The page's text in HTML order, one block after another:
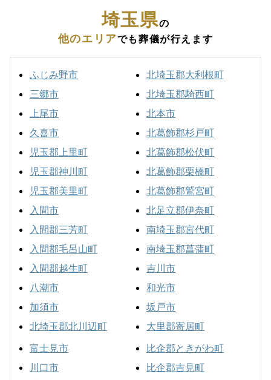
埼玉県の
他のエリアでも葬儀が行えます
ふじみ野市
三郷市
上尾市
久喜市
児玉郡上里町
児玉郡神川町
児玉郡美里町
入間市
入間郡三芳町
入間郡毛呂山町
入間郡越生町
八潮市
加須市
北埼玉郡北川辺町
北埼玉郡大利根町
北埼玉郡騎西町
北本市
北葛飾郡杉戸町
北葛飾郡松伏町
北葛飾郡栗橋町
北葛飾郡鷲宮町
北足立郡伊奈町
南埼玉郡宮代町
南埼玉郡菖蒲町
吉川市
和光市
坂戸市
大里郡寄居町
富士見市
川口市
比企郡ときがわ町
比企郡吉見町